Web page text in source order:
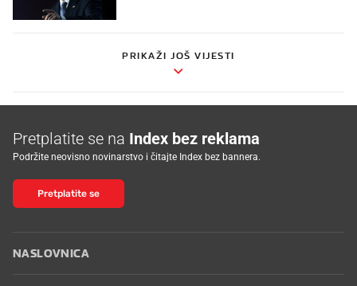
PRIKAŽI JOŠ VIJESTI
Pretplatite se na Index bez reklama
Podržite neovisno novinarstvo i čitajte Index bez bannera.
Pretplatite se
NASLOVNICA